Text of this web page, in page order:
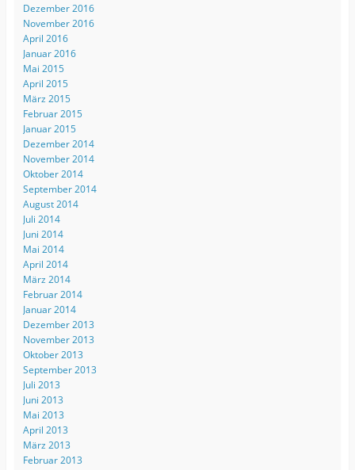
Dezember 2016
November 2016
April 2016
Januar 2016
Mai 2015
April 2015
März 2015
Februar 2015
Januar 2015
Dezember 2014
November 2014
Oktober 2014
September 2014
August 2014
Juli 2014
Juni 2014
Mai 2014
April 2014
März 2014
Februar 2014
Januar 2014
Dezember 2013
November 2013
Oktober 2013
September 2013
Juli 2013
Juni 2013
Mai 2013
April 2013
März 2013
Februar 2013